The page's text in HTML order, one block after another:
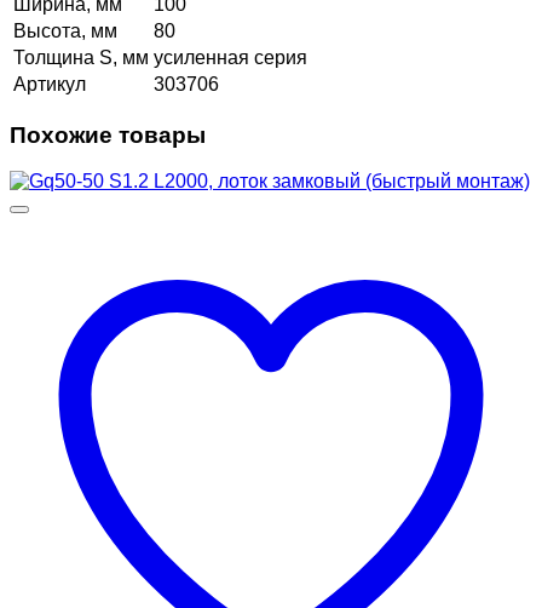
Высота, мм
80
Толщина S, мм усиленная серия
Артикул
303706
Похожие товары